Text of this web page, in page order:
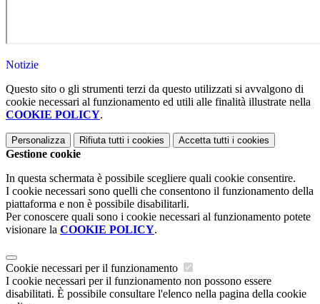
Notizie
Questo sito o gli strumenti terzi da questo utilizzati si avvalgono di
cookie necessari al funzionamento ed utili alle finalità illustrate nella
COOKIE POLICY.
Personalizza Rifiuta tutti i cookies Accetta tutti i cookies
Gestione cookie
In questa schermata è possibile scegliere quali cookie consentire.
I cookie necessari sono quelli che consentono il funzionamento della
piattaforma e non è possibile disabilitarli.
Per conoscere quali sono i cookie necessari al funzionamento potete
visionare la COOKIE POLICY.
Cookie necessari per il funzionamento
I cookie necessari per il funzionamento non possono essere
disabilitati. È possibile consultare l'elenco nella pagina della cookie